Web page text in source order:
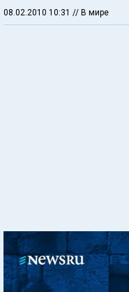
08.02.2010 10:31 // В мире